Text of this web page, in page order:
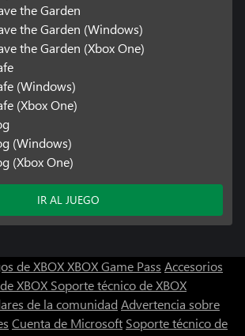
the Garden
the Garden (Windows)
the Garden (Xbox One)
(Windows)
(Xbox One)
(Windows)
(Xbox One)
IR AL JUEGO
de XBOXXBOX Game Pass Accesorios
XBOX Soporte técnico de XBOX
de la comunidad Advertencia sobre
Cuenta de Microsoft Soporte técnico de